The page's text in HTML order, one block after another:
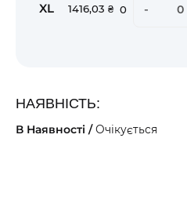
XL 1416,03 ₴ 0 -
НАЯВНІСТЬ:
В Наявності /Очікується